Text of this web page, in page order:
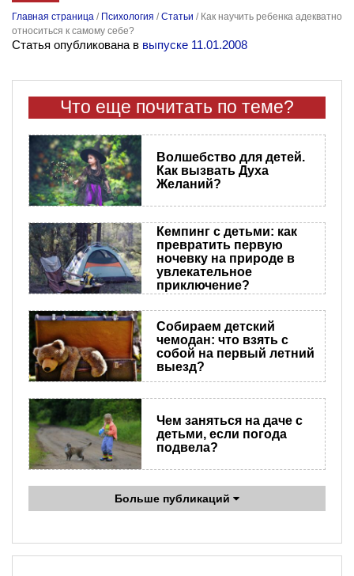
Главная страница / Психология /Статьи / Как научить ребенка адекватно
относиться к самому себе?
Статья опубликована в выпуске 11.01.2008
Что еще почитать по теме?
Волшебство для детей.
Как вызвать Духа
Желаний?
Кемпинг с детьми: как
превратить первую
ночевку на природе в
увлекательное
приключение?
Собираем детский
чемодан: что взять с
собой на первый летний
выезд?
Чем заняться на даче с
детьми, если погода
подвела?
Больше публикаций